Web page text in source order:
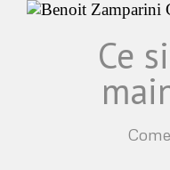
Ce